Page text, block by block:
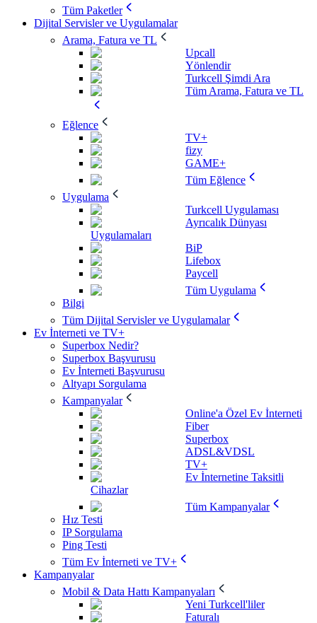
Tüm Paketler
Dijital Servisler ve Uygulamalar
Arama, Fatura ve TL
Upcall
Yönlendir
Turkcell Şimdi Ara
Tüm Arama, Fatura ve TL
Eğlence
TV+
fizy
GAME+
Tüm Eğlence
Uygulama
Turkcell Uygulaması
Ayrıcalık Dünyası
Uygulamaları
BiP
Lifebox
Paycell
Tüm Uygulama
Bilgi
Tüm Dijital Servisler ve Uygulamalar
Ev İnterneti ve TV+
Superbox Nedir?
Superbox Başvurusu
Ev İnterneti Başvurusu
Altyapı Sorgulama
Kampanyalar
Online'a Özel Ev İnterneti
Fiber
Superbox
ADSL&VDSL
TV+
Ev İnternetine Taksitli
Cihazlar
Tüm Kampanyalar
Hız Testi
IP Sorgulama
Ping Testi
Tüm Ev İnterneti ve TV+
Kampanyalar
Mobil & Data Hattı Kampanyaları
Yeni Turkcell'liler
Faturalı